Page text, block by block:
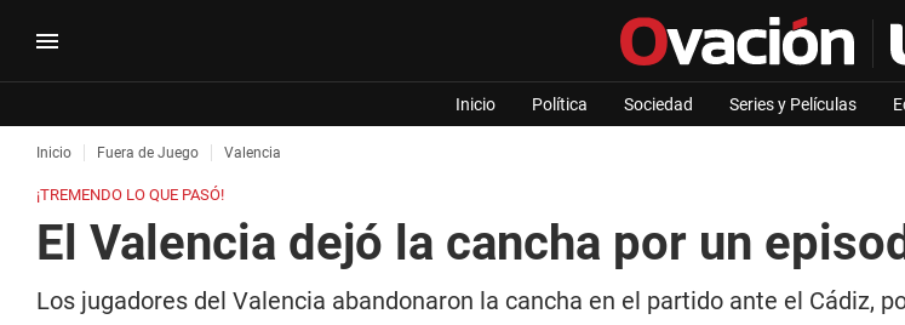
Inicio Política Sociedad Series y Películas
Inicio Fuera de Juego Valencia
¡TREMENDO LO QUE PASÓ!
El Valencia dejó la cancha por un
Los jugadores del Valencia abandonaron la cancha en el partido ante el Cádiz,